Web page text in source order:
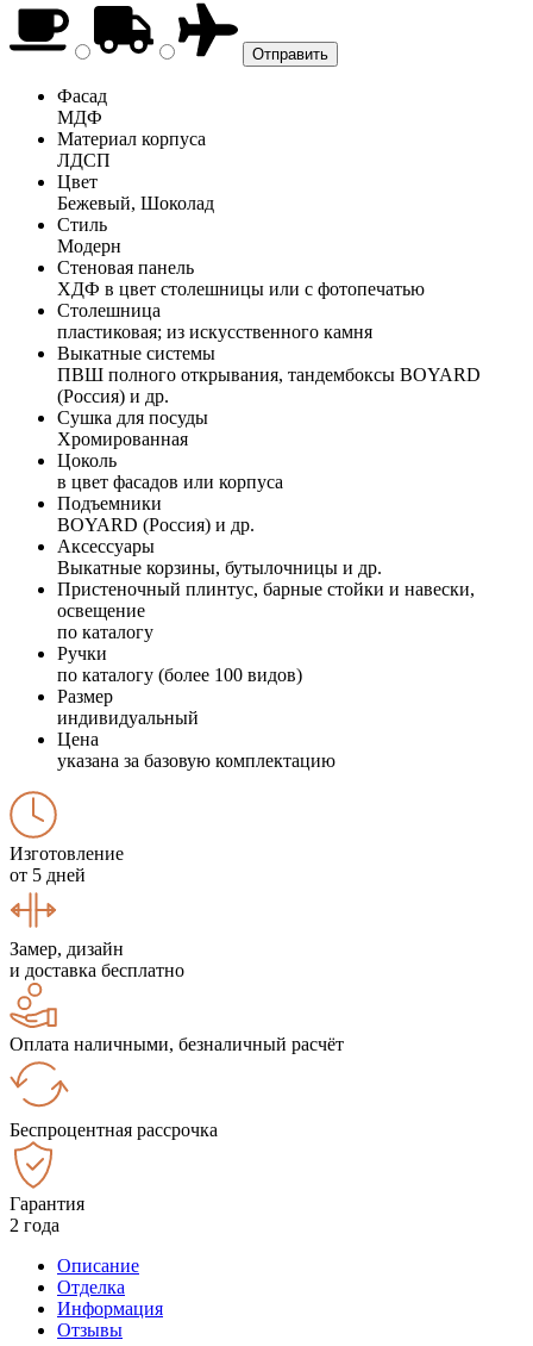
Фасад
МДФ
Материал корпуса
ЛДСП
Цвет
Бежевый, Шоколад
Стиль
Модерн
Стеновая панель
ХДФ в цвет столешницы или с фотопечатью
Столешница
пластиковая; из искусственного камня
Выкатные системы
ПВШ полного открывания, тандембоксы BOYARD
(Россия) и др.
Сушка для посуды
Хромированная
Цоколь
в цвет фасадов или корпуса
Подъемники
BOYARD (Россия) и др.
Аксессуары
Выкатные корзины, бутылочницы и др.
Пристеночный плинтус, барные стойки и навески,
освещение
по каталогу
Ручки
по каталогу (более 100 видов)
Размер
индивидуальный
Цена
указана за базовую комплектацию
Изготовление
от 5 дней
Замер, дизайн
и доставка бесплатно
Оплата наличными, безналичный расчёт
Беспроцентная рассрочка
Гарантия
2 года
Описание
Отделка
Информация
Отзывы